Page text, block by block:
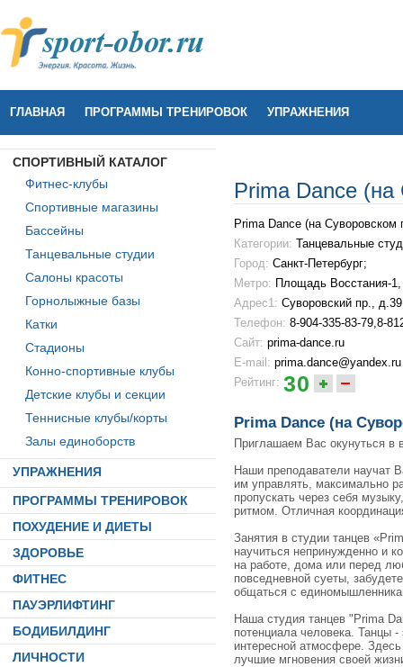
ГЛАВНАЯ ПРОГРАММЫ ТРЕНИРОВОК УПРАЖНЕНИЯ
СПОРТИВНЫЙ КАТАЛОГ
Фитнес-клубы
Спортивные магазины
Бассейны
Танцевальные студии
Салоны красоты
Горнолыжные базы
Катки
Стадионы
Конно-спортивные клубы
Детские клубы и секции
Теннисные клубы/корты
Залы единоборств
УПРАЖНЕНИЯ
ПРОГРАММЫ ТРЕНИРОВОК
ПОХУДЕНИЕ И ДИЕТЫ
ЗДОРОВЬЕ
ФИТНЕС
ПАУЭРЛИФТИНГ
БОДИБИЛДИНГ
ЛИЧНОСТИ
Prima Dance
Prima Dance (на Суворовском
Категории: Танцевальные
Город: Санкт-Петербург;
Метро: Площадь Восстания-1
Адрес1: Суворовский пр., д.39
Телефон: 8-904-335-83-79,8-
Сайт: prima-dance.ru
E-mail: prima.dance@yandex.ru
Рейтинг: 30
Prima Dance (на
Приглашаем Вас окунуться
Наши преподаватели научат
им управлять, максимально
пропускать через себя
ритмом. Отличная
Занятия в студии танцев
научиться непринужденно и
на работе, дома или перед
повседневной суеты,
общаться с
Наша студия танцев "Prima
потенциала человека. Танцы
интересной атмосфере.
лучшие мгновения своей